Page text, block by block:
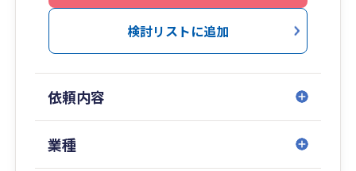
検討リストに追加
依頼内容
業種